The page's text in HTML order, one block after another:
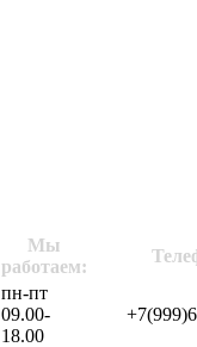
Мы
работаем:
пн-пт
09.00-
18.00